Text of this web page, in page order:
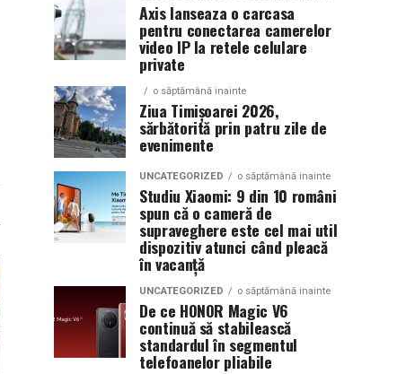
Axis lanseaza o carcasa
pentru conectarea camerelor
video IP la retele celulare
private
o săptămână inainte
Ziua Timișoarei 2026,
sărbătorită prin patru zile de
evenimente
UNCATEGORIZED o săptămână inainte
Studiu Xiaomi: 9 din 10 români
spun că o cameră de
supraveghere este cel mai util
dispozitiv atunci când pleacă
în vacanță
UNCATEGORIZED o săptămână inainte
De ce HONOR Magic V6
continuă să stabilească
standardul în segmentul
telefoanelor pliabile